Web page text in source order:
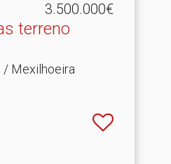
3.500.000€
terreno
/ Mexilhoeira